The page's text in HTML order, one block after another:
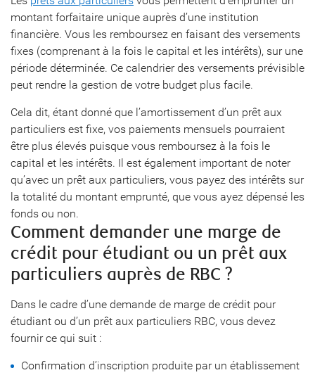
montant forfaitaire unique auprès d’une institution
financière. Vous les remboursez en faisant des versements
fixes (comprenant à la fois le capital et les intérêts), sur une
période déterminée. Ce calendrier des versements prévisible
peut rendre la gestion de votre budget plus facile.
Cela dit, étant donné que l’amortissement d’un prêt aux
particuliers est fixe, vos paiements mensuels pourraient
être plus élevés puisque vous remboursez à la fois le
capital et les intérêts. Il est également important de noter
qu’avec un prêt aux particuliers, vous payez des intérêts sur
la totalité du montant emprunté, que vous ayez dépensé les
fonds ou non.
Comment demander une marge de
crédit pour étudiant ou un prêt aux
particuliers auprès de RBC ?
Dans le cadre d’une demande de marge de crédit pour
étudiant ou d’un prêt aux particuliers RBC, vous devez
fournir ce qui suit :
Confirmation d’inscription produite par un établissement